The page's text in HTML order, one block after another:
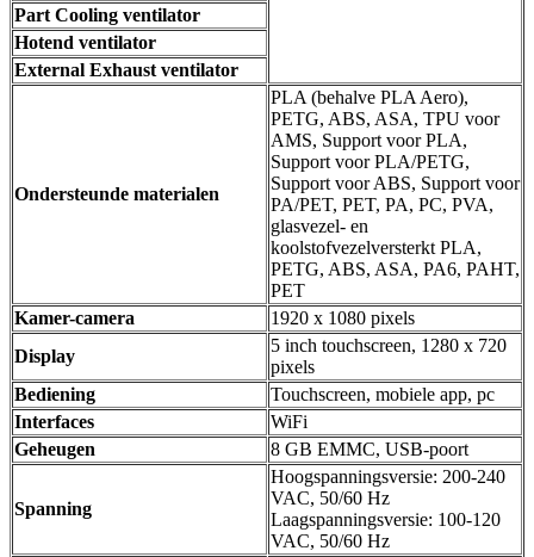
Part Cooling ventilator
Hotend ventilator
External Exhaust ventilator
Ondersteunde materialen
PLA (behalve PLA Aero),
PETG, ABS, ASA, TPU voor
AMS, Support voor PLA,
Support voor PLA/PETG,
Support voor ABS, Support voor
PA/PET, PET, PA, PC, PVA,
glasvezel- en
koolstofvezelversterkt PLA,
PETG, ABS, ASA, PA6, PAHT,
PET
Kamer-camera
1920 x 1080 pixels
Display
5 inch touchscreen, 1280 x 720
pixels
Bediening
Touchscreen, mobiele app, pc
Interfaces
WiFi
Geheugen
8 GB EMMC, USB-poort
Spanning
Hoogspanningsversie: 200-240
VAC, 50/60 Hz
Laagspanningsversie: 100-120
VAC, 50/60 Hz